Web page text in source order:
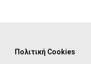
Πολιτική Cookies